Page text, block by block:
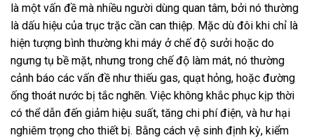
là một vấn đề mà nhiều người dùng quan tâm, bởi nó thường
là dấu hiệu của trục trặc cần can thiệp. Mặc dù đôi khi chỉ là
hiện tượng bình thường khi máy ở chế độ sưởi hoặc do
ngưng tụ bề mặt, nhưng trong chế độ làm mát, nó thường
cảnh báo các vấn đề như thiếu gas, quạt hỏng, hoặc đường
ống thoát nước bị tắc nghẽn. Việc không khắc phục kịp thời
có thể dẫn đến giảm hiệu suất, tăng chi phí điện, và hư hại
nghiêm trọng cho thiết bị. Bằng cách vệ sinh định kỳ, kiểm